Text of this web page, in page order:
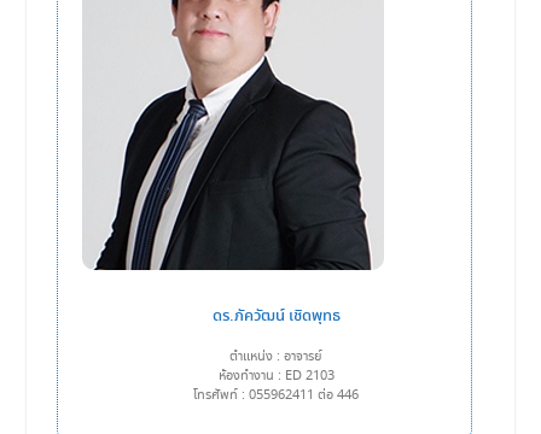
ดร.ภัควัฒน์ เชิดพุทธ
ตำแหน่ง : อาจารย์
ห้องทำงาน : ED 2103
โทรศัพท์ : 055962411 ต่อ 446